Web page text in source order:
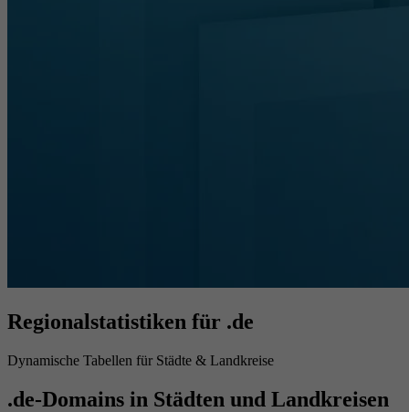
Regionalstatistiken für .de
Dynamische Tabellen für Städte & Landkreise
.de-Domains in Städten und Landkreisen